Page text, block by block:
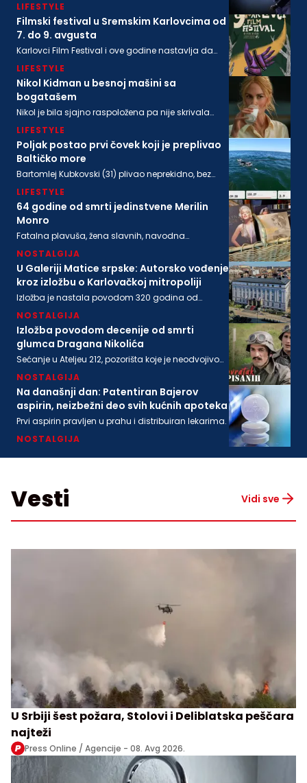
Long-Suffering" i naslovna numera sa poslednjeg
albuma "Wild God"
LIFESTYLE
Filmski festival u Sremskim Karlovcima od
7. do 9. avgusta
Karlovci Film Festival i ove godine nastavlja da
savremenog autorskog izraza
LIFESTYLE
Nikol Kidman u besnoj mašini sa
bogatašem
Nikol je bila sjajno raspoložena pa nije skrivala
biznismenaMajkla Rajstina (55) koji se sve češće
viđa u društvu oskarovke
LIFESTYLE
Poljak postao prvi čovek koji je preplivao
Baltičko more
Bartomlej Kubkovski (31) plivao neprekidno, bez
Poljske
LIFESTYLE
64 godine od smrti jedinstvene Merilin
Monro
Fatalna plavuša, žena slavnih, navodna
stanu na današnji dan 1962. godine
NOSTALGIJA
U Galeriji Matice srpske: Autorsko vođenje
kroz izložbu o Karlovačkoj mitropoliji
Izložba je nastala povodom 320 godina od
Matice srpske
NOSTALGIJA
Izložba povodom decenije od smrti
glumca Dragana Nikolića
Sećanje u Ateljeu 212, pozorišta koje je neodvojivo
NOSTALGIJA
Na današnji dan: Patentiran Bajerov
aspirin, neizbežni deo svih kućnih apoteka
Prvi aspirin pravljen u prahu i distribuiran lekarima.
NOSTALGIJA
Vesti Vidi sve
U Srbiji šest požara, Stolovi i Deliblatska peščara
najteži
Press Online / Agencije - 08. Avg 2026.